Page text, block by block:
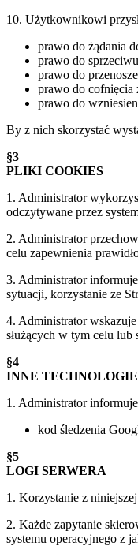
10. Użytkownikowi
prawo do żądania
prawo do
prawo do
prawo do cofnięcia
prawo do
By z nich skorzystać
§3
PLIKI COOKIES
1. Administrator
odczytywane przez
2. Administrator
celu zapewnienia
3. Administrator
sytuacji, korzystanie ze
4. Administrator
służących w tym celu
§4
INNE TECHNOLOGIE
1. Administrator
kod śledzenia
§5
LOGI SERWERA
1. Korzystanie z
2. Każde zapytanie
systemu operacyjnego z